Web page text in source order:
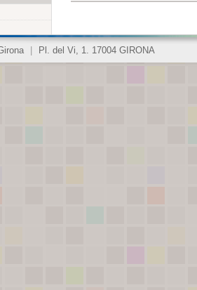
Pl. del Vi, 1. 17004 GIRONA